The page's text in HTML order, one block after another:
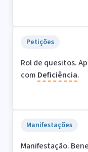
Petições
Rol de quesitos.
com Deficiência.
Manifestações
Manifestação.